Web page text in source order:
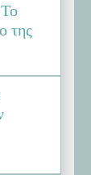
της